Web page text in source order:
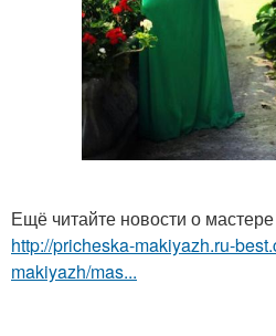
Ещё читайте новости о
http://pricheska-makiyazh.ru-
makiyazh/mas...